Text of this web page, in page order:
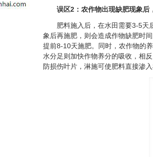
误区2：农作物出现缺肥现象后
肥料施入后，在水田需要3-5
象后再施肥，则会造成作物缺肥时
提前8-10天施肥。同时，农作物的
水分足则加快作物养分的吸收，相
防损伤叶片，淋施可使肥料直接渗